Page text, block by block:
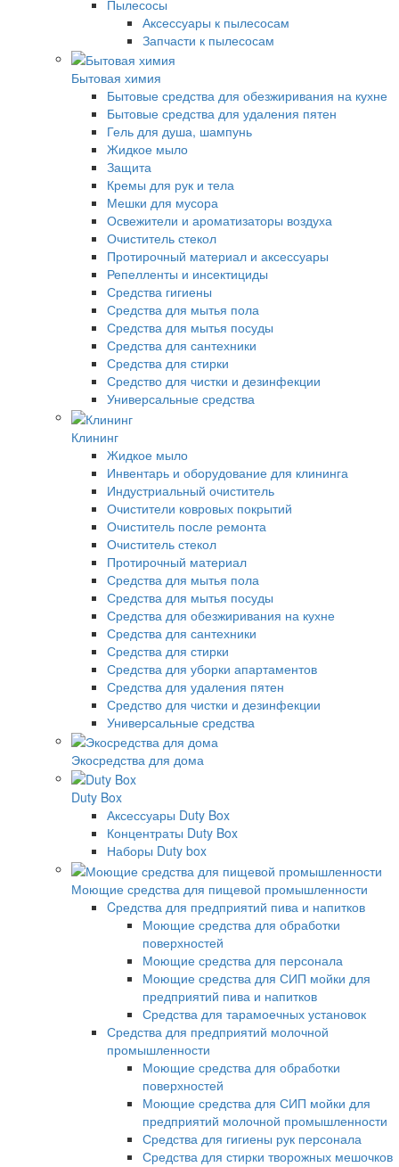
Пылесосы
Аксессуары к пылесосам
Запчасти к пылесосам
Бытовая химия
Бытовые средства для обезжиривания на кухне
Бытовые средства для удаления пятен
Гель для душа, шампунь
Жидкое мыло
Защита
Кремы для рук и тела
Мешки для мусора
Освежители и ароматизаторы воздуха
Очиститель стекол
Протирочный материал и аксессуары
Репелленты и инсектициды
Средства гигиены
Средства для мытья пола
Средства для мытья посуды
Средства для сантехники
Средства для стирки
Средство для чистки и дезинфекции
Универсальные средства
Клининг
Жидкое мыло
Инвентарь и оборудование для клининга
Индустриальный очиститель
Очистители ковровых покрытий
Очиститель после ремонта
Очиститель стекол
Протирочный материал
Средства для мытья пола
Средства для мытья посуды
Средства для обезжиривания на кухне
Средства для сантехники
Средства для стирки
Средства для уборки апартаментов
Средства для удаления пятен
Средство для чистки и дезинфекции
Универсальные средства
Экосредства для дома
Duty Box
Аксессуары Duty Box
Концентраты Duty Box
Наборы Duty box
Моющие средства для пищевой промышленности
Cредства для предприятий пива и напитков
Моющие средства для обработки
поверхностей
Моющие средства для персонала
Моющие средства для СИП мойки для
предприятий пива и напитков
Средства для тарамоечных установок
Средства для предприятий молочной
промышленности
Моющие средства для обработки
поверхностей
Моющие средства для СИП мойки для
предприятий молочной промышленности
Средства для гигиены рук персонала
Средства для стирки творожных мешочков